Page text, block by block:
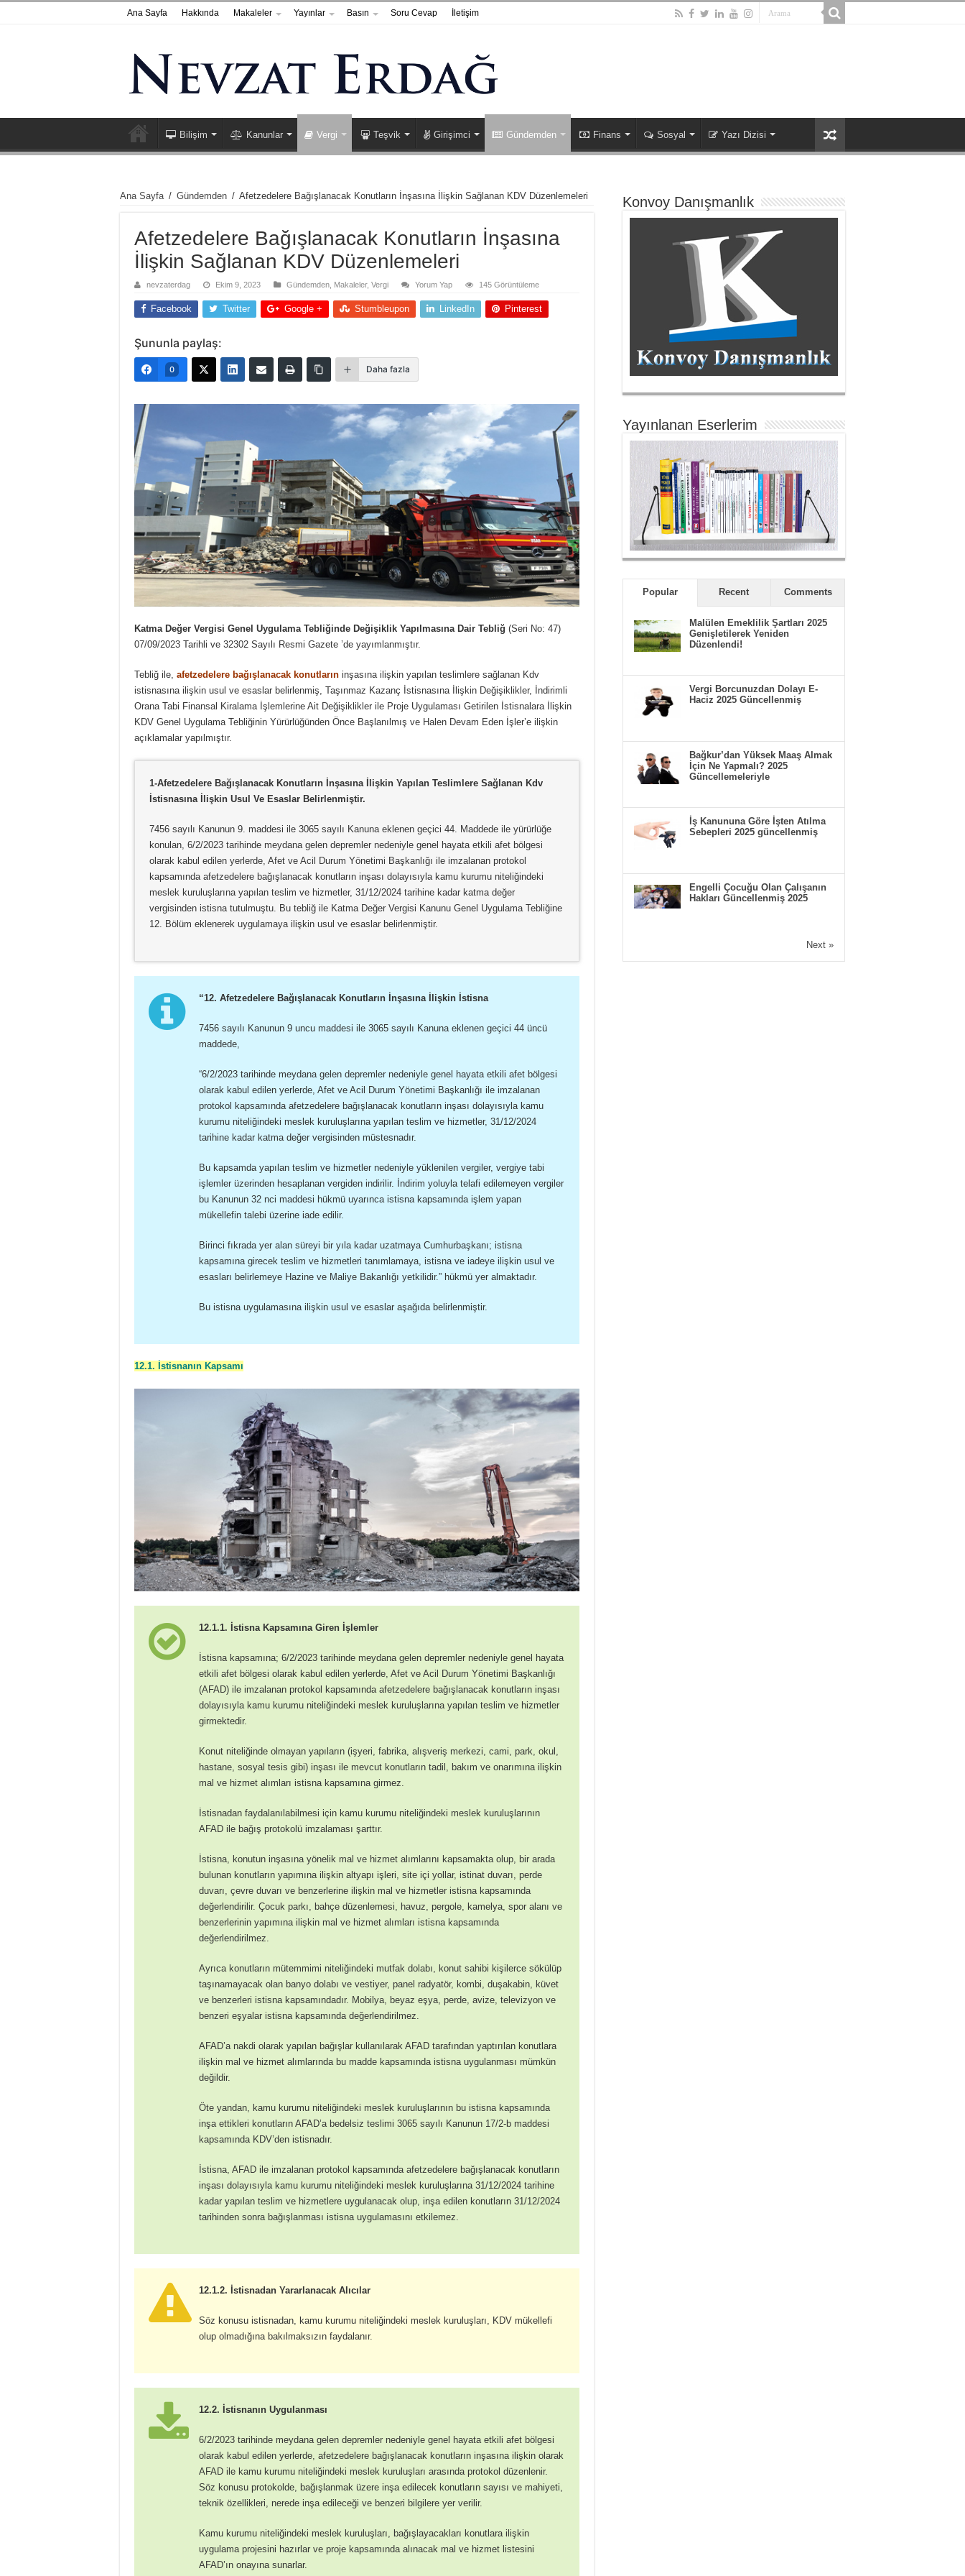
Ana Sayfa Hakkında Makaleler Yayınlar Basın Soru Cevap İletişim
Bilişim Kanunlar Vergi Teşvik Girişimci Gündemden Finans Sosyal Yazı Dizisi
Ana Sayfa / Gündemden / Afetzedelere Bağışlanacak Konutların İnşasına İlişkin Sağlanan KDV Düzenlemeleri
Afetzedelere Bağışlanacak Konutların İnşasına
İlişkin Sağlanan KDV Düzenlemeleri
nevzaterdag Ekim 9, 2023 Gündemden Makaleler, Vergi Yorum Yap 145 Görüntüleme
Facebook Twitter Google + Stumbleupon LinkedIn Pinterest
Şununla paylaş:
0 Daha fazla
Katma Değer Vergisi Genel Uygulama Tebliğinde Değişiklik Yapılmasına Dair Tebliğ (Seri No: 47)
07/09/2023 Tarihli ve 32302 Sayılı Resmi Gazete ’de yayımlanmıştır.
Tebliğ ile, afetzedelere bağışlanacak konutların inşasına ilişkin yapılan teslimlere sağlanan Kdv
istisnasına ilişkin usul ve esaslar belirlenmiş, Taşınmaz Kazanç İstisnasına İlişkin Değişiklikler, İndirimli
Orana Tabi Finansal Kiralama İşlemlerine Ait Değişiklikler ile Proje Uygulaması Getirilen İstisnalara İlişkin
KDV Genel Uygulama Tebliğinin Yürürlüğünden Önce Başlanılmış ve Halen Devam Eden İşler’e ilişkin
açıklamalar yapılmıştır.
1-Afetzedelere Bağışlanacak Konutların İnşasına İlişkin Yapılan Teslimlere Sağlanan Kdv
İstisnasına İlişkin Usul Ve Esaslar Belirlenmiştir.
7456 sayılı Kanunun 9. maddesi ile 3065 sayılı Kanuna eklenen geçici 44. Maddede ile yürürlüğe
konulan, 6/2/2023 tarihinde meydana gelen depremler nedeniyle genel hayata etkili afet bölgesi
olarak kabul edilen yerlerde, Afet ve Acil Durum Yönetimi Başkanlığı ile imzalanan protokol
kapsamında afetzedelere bağışlanacak konutların inşası dolayısıyla kamu kurumu niteliğindeki
meslek kuruluşlarına yapılan teslim ve hizmetler, 31/12/2024 tarihine kadar katma değer
vergisinden istisna tutulmuştu. Bu tebliğ ile Katma Değer Vergisi Kanunu Genel Uygulama Tebliğine
12. Bölüm eklenerek uygulamaya ilişkin usul ve esaslar belirlenmiştir.
“12. Afetzedelere Bağışlanacak Konutların İnşasına İlişkin İstisna
7456 sayılı Kanunun 9 uncu maddesi ile 3065 sayılı Kanuna eklenen geçici 44 üncü
maddede,
“6/2/2023 tarihinde meydana gelen depremler nedeniyle genel hayata etkili afet bölgesi
olarak kabul edilen yerlerde, Afet ve Acil Durum Yönetimi Başkanlığı ile imzalanan
protokol kapsamında afetzedelere bağışlanacak konutların inşası dolayısıyla kamu
kurumu niteliğindeki meslek kuruluşlarına yapılan teslim ve hizmetler, 31/12/2024
tarihine kadar katma değer vergisinden müstesnadır.
Bu kapsamda yapılan teslim ve hizmetler nedeniyle yüklenilen vergiler, vergiye tabi
işlemler üzerinden hesaplanan vergiden indirilir. İndirim yoluyla telafi edilemeyen vergiler
bu Kanunun 32 nci maddesi hükmü uyarınca istisna kapsamında işlem yapan
mükellefin talebi üzerine iade edilir.
Birinci fıkrada yer alan süreyi bir yıla kadar uzatmaya Cumhurbaşkanı; istisna
kapsamına girecek teslim ve hizmetleri tanımlamaya, istisna ve iadeye ilişkin usul ve
esasları belirlemeye Hazine ve Maliye Bakanlığı yetkilidir.” hükmü yer almaktadır.
Bu istisna uygulamasına ilişkin usul ve esaslar aşağıda belirlenmiştir.
12.1. İstisnanın Kapsamı
12.1.1. İstisna Kapsamına Giren İşlemler
İstisna kapsamına; 6/2/2023 tarihinde meydana gelen depremler nedeniyle genel hayata
etkili afet bölgesi olarak kabul edilen yerlerde, Afet ve Acil Durum Yönetimi Başkanlığı
(AFAD) ile imzalanan protokol kapsamında afetzedelere bağışlanacak konutların inşası
dolayısıyla kamu kurumu niteliğindeki meslek kuruluşlarına yapılan teslim ve hizmetler
girmektedir.
Konut niteliğinde olmayan yapıların (işyeri, fabrika, alışveriş merkezi, cami, park, okul,
hastane, sosyal tesis gibi) inşası ile mevcut konutların tadil, bakım ve onarımına ilişkin
mal ve hizmet alımları istisna kapsamına girmez.
İstisnadan faydalanılabilmesi için kamu kurumu niteliğindeki meslek kuruluşlarının
AFAD ile bağış protokolü imzalaması şarttır.
İstisna, konutun inşasına yönelik mal ve hizmet alımlarını kapsamakta olup, bir arada
bulunan konutların yapımına ilişkin altyapı işleri, site içi yollar, istinat duvarı, perde
duvarı, çevre duvarı ve benzerlerine ilişkin mal ve hizmetler istisna kapsamında
değerlendirilir. Çocuk parkı, bahçe düzenlemesi, havuz, pergole, kamelya, spor alanı ve
benzerlerinin yapımına ilişkin mal ve hizmet alımları istisna kapsamında
değerlendirilmez.
Ayrıca konutların mütemmimi niteliğindeki mutfak dolabı, konut sahibi kişilerce sökülüp
taşınamayacak olan banyo dolabı ve vestiyer, panel radyatör, kombi, duşakabin, küvet
ve benzerleri istisna kapsamındadır. Mobilya, beyaz eşya, perde, avize, televizyon ve
benzeri eşyalar istisna kapsamında değerlendirilmez.
AFAD’a nakdi olarak yapılan bağışlar kullanılarak AFAD tarafından yaptırılan konutlara
ilişkin mal ve hizmet alımlarında bu madde kapsamında istisna uygulanması mümkün
değildir.
Öte yandan, kamu kurumu niteliğindeki meslek kuruluşlarının bu istisna kapsamında
inşa ettikleri konutların AFAD’a bedelsiz teslimi 3065 sayılı Kanunun 17/2-b maddesi
kapsamında KDV’den istisnadır.
İstisna, AFAD ile imzalanan protokol kapsamında afetzedelere bağışlanacak konutların
inşası dolayısıyla kamu kurumu niteliğindeki meslek kuruluşlarına 31/12/2024 tarihine
kadar yapılan teslim ve hizmetlere uygulanacak olup, inşa edilen konutların 31/12/2024
tarihinden sonra bağışlanması istisna uygulamasını etkilemez.
12.1.2. İstisnadan Yararlanacak Alıcılar
Söz konusu istisnadan, kamu kurumu niteliğindeki meslek kuruluşları, KDV mükellefi
olup olmadığına bakılmaksızın faydalanır.
12.2. İstisnanın Uygulanması
6/2/2023 tarihinde meydana gelen depremler nedeniyle genel hayata etkili afet bölgesi
olarak kabul edilen yerlerde, afetzedelere bağışlanacak konutların inşasına ilişkin olarak
AFAD ile kamu kurumu niteliğindeki meslek kuruluşları arasında protokol düzenlenir.
Söz konusu protokolde, bağışlanmak üzere inşa edilecek konutların sayısı ve mahiyeti,
teknik özellikleri, nerede inşa edileceği ve benzeri bilgilere yer verilir.
Kamu kurumu niteliğindeki meslek kuruluşları, bağışlayacakları konutlara ilişkin
uygulama projesini hazırlar ve proje kapsamında alınacak mal ve hizmet listesini
AFAD’ın onayına sunarlar.
Konvoy Danışmanlık
Yayınlanan Eserlerim
Popular Recent Comments
Malülen Emeklilik Şartları 2025
Genişletilerek Yeniden
Düzenlendi!
Vergi Borcunuzdan Dolayı E-
Haciz 2025 Güncellenmiş
Bağkur’dan Yüksek Maaş Almak
İçin Ne Yapmalı? 2025
Güncellemeleriyle
İş Kanununa Göre İşten Atılma
Sebepleri 2025 güncellenmiş
Engelli Çocuğu Olan Çalışanın
Hakları Güncellenmiş 2025
Next »